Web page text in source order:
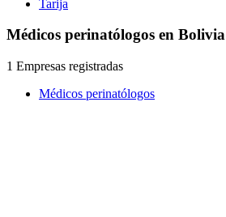
Tarija
Médicos perinatólogos en Bolivia
1 Empresas registradas
Médicos perinatólogos